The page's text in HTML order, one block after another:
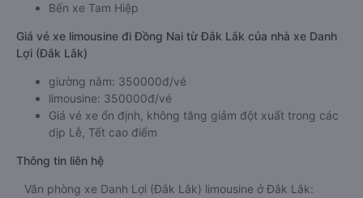
Bến xe Tam Hiệp
Giá vé xe limousine đi Đồng Nai từ Đắk Lắk của nhà xe Danh
Lợi (Đắk Lắk)
giường nằm: 350000đ/vé
limousine: 350000đ/vé
Giá vé xe ổn định, không tăng giảm đột xuất trong các
dịp Lễ, Tết cao điểm
Thông tin liên hệ
Văn phòng xe Danh Lợi (Đắk Lắk) limousine ở Đắk Lắk: